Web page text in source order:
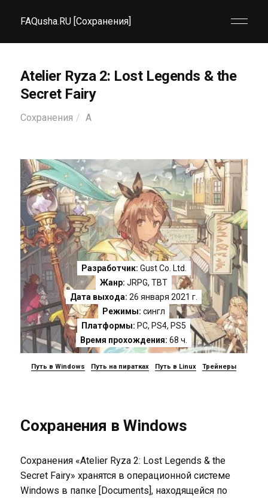
FAQusha.RU [Сохранения]
Atelier Ryza 2: Lost Legends & the
Secret Fairy
Сохранения A
Разработчик: Gust Co. Ltd.
Жанр: JRPG,TBT
Дата выхода: 26 января 2021 г.
Режимы: сингл
Платформы: PC, PS4, PS5
Время прохождения: 68 ч.
Путь в Windows Путь на пиратках Путь в Linux Трейнеры
Сохранения в Windows
Сохранения «Atelier Ryza 2: Lost Legends & the
Secret Fairy» хранятся в операционной системе
Windows в папке [Documents], находящейся по